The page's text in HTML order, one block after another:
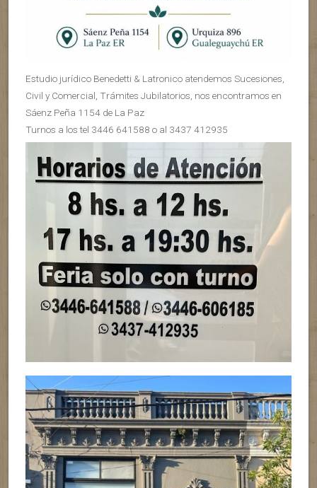
Estudio jurídico Benedetti & Latronico atendemos Sucesiones,
Civil y Comercial, Trámites Jubilatorios, nos encontramos en
Sáenz Peña 1154 de La Paz
Turnos a los tel 3446 641588 o al 3437 412935